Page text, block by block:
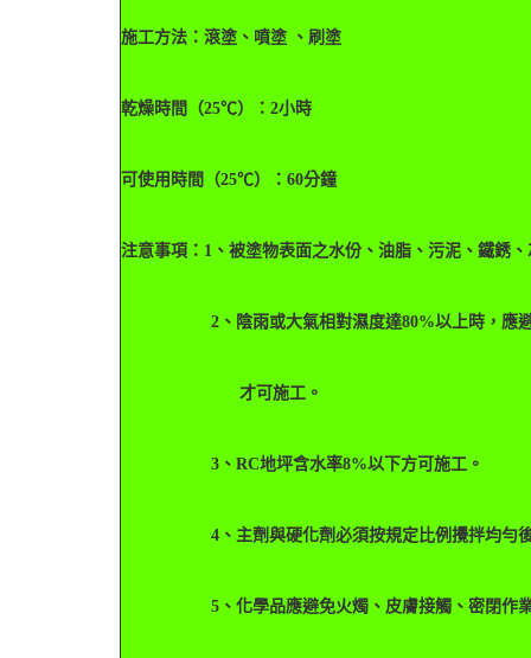
施工方法：滾塗、噴塗 、刷塗
乾燥時間（25℃）：2小時
可使用時間（25℃）：60分鐘
注意事項：1、被塗物表面之水份、油脂、污泥、鐵銹
2、陰雨或大氣相對濕度達80%以上時，應避免
才可施工。
3、RC地坪含水率8%以下方可施工。
4、主劑與硬化劑必須按規定比例攪拌均勻後
5、化學品應避免火燭、皮膚接觸、密閉作